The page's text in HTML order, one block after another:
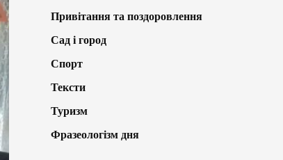
Привітання та поздоровлення
Сад і город
Спорт
Тексти
Туризм
Фразеологізм дня